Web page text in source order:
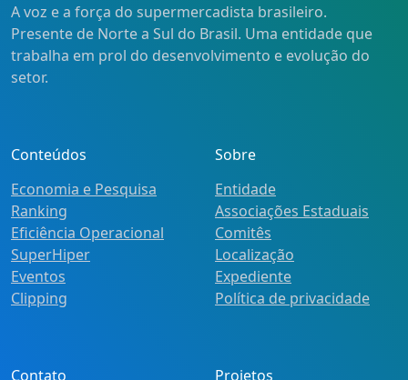
A voz e a força do supermercadista brasileiro.
Presente de Norte a Sul do Brasil. Uma entidade que
trabalha em prol do desenvolvimento e evolução do
setor.
Conteúdos
Economia e Pesquisa
Ranking
Eficiência Operacional
SuperHiper
Eventos
Clipping
Sobre
Entidade
Associações Estaduais
Comitês
Localização
Expediente
Política de privacidade
Contato Projetos